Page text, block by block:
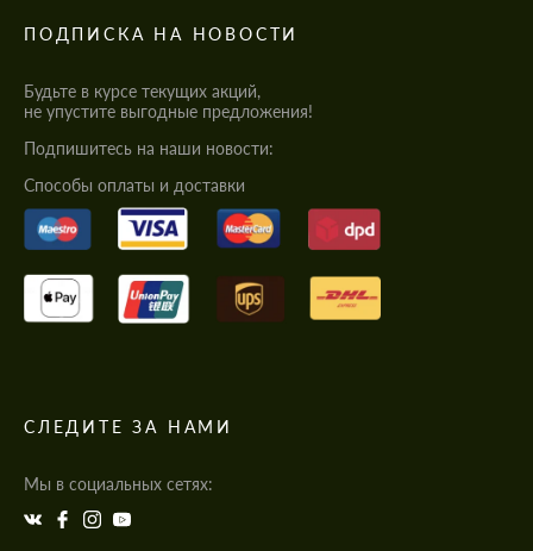
ПОДПИСКА НА НОВОСТИ
Будьте в курсе текущих акций,
не упустите выгодные предложения!
Подпишитесь на наши новости:
Cпособы оплаты и доставки
СЛЕДИТЕ ЗА НАМИ
Мы в социальных сетях: